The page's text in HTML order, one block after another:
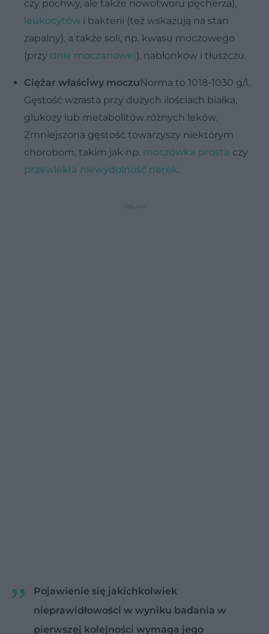
czy pochwy, ale także nowotworu pęcherza),
leukocytów i bakterii (też wskazują na stan
zapalny), a także soli, np. kwasu moczowego
(przy dnie moczanowej), nabłonków i tłuszczu.
Ciężar właściwy moczuNorma to 1018-1030 g/l.
Gęstość wzrasta przy dużych ilościach białka,
glukozy lub metabolitów różnych leków.
Zmniejszona gęstość towarzyszy niektórym
chorobom, takim jak np. moczówka prosta czy
przewlekła niewydolność nerek.
Pojawienie się jakichkolwiek
nieprawidłowości w wyniku badania w
pierwszej kolejności wymaga jego